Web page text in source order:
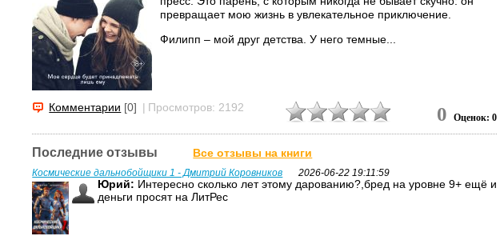
превращает мою жизнь в увлекательное приключение.
Филипп – мой друг детства. У него темные...
Комментарии [0] | Просмотров: 2192 0 Оценок: 0
Последние отзывы Все отзывы на книги
Космические дальнобойщики 1 - Дмитрий Коровников 2026-06-22 19:11:59
Юрий: Интересно сколько лет этому дарованию?,бред на уровне 9+ ещё и
деньги просят на ЛитРес